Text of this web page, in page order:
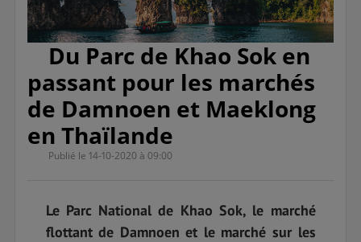
Du Parc de Khao Sok en
passant pour les marchés
de Damnoen et Maeklong
en Thaïlande
Publié le 14-10-2020 à 09:00
Le Parc National de Khao Sok, le marché
flottant de Damnoen et le marché sur les